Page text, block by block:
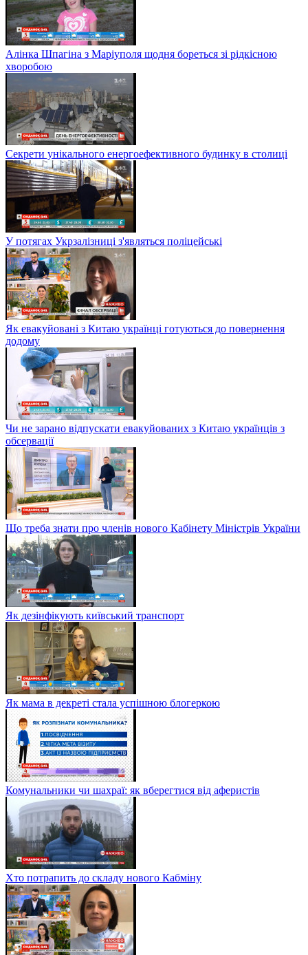
Алінка Шпагіна з Маріуполя щодня бореться зі рідкісною
хворобою
Секрети унікального енергоефективного будинку в столиці
У потягах Укрзалізниці з'являться поліцейські
Як евакуйовані з Китаю українці готуються до повернення
додому
Чи не зарано відпускати евакуйованих з Китаю українців з
обсервації
Що треба знати про членів нового Кабінету Міністрів України
Як дезінфікують київський транспорт
Як мама в декреті стала успішною блогеркою
Комунальники чи шахраї: як вберегтися від аферистів
Хто потрапить до складу нового Кабміну